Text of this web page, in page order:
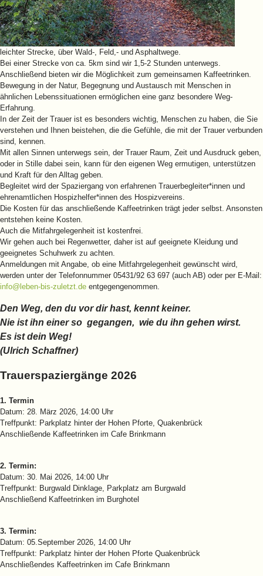
leichter Strecke, über Wald-, Feld,- und Asphaltwege.
Bei einer Strecke von ca. 5km sind wir 1,5-2 Stunden unterwegs.
Anschließend bieten wir die Möglichkeit zum gemeinsamen Kaffeetrinken.
Bewegung in der Natur, Begegnung und Austausch mit Menschen in
ähnlichen Lebenssituationen ermöglichen eine ganz besondere Weg-
Erfahrung.
In der Zeit der Trauer ist es besonders wichtig, Menschen zu haben, die Sie
verstehen und Ihnen beistehen, die die Gefühle, die mit der Trauer verbunden
sind, kennen.
Mit allen Sinnen unterwegs sein, der Trauer Raum, Zeit und Ausdruck geben,
oder in Stille dabei sein, kann für den eigenen Weg ermutigen, unterstützen
und Kraft für den Alltag geben.
Begleitet wird der Spaziergang von erfahrenen Trauerbegleiter*innen und
ehrenamtlichen Hospizhelfer*innen des Hospizvereins.
Die Kosten für das anschließende Kaffeetrinken trägt jeder selbst. Ansonsten
entstehen keine Kosten.
Auch die Mitfahrgelegenheit ist kostenfrei.
Wir gehen auch bei Regenwetter, daher ist auf geeignete Kleidung und
geeignetes Schuhwerk zu achten.
Anmeldungen mit Angabe, ob eine Mitfahrgelegenheit gewünscht wird,
werden unter der Telefonnummer 05431/92 63 697 (auch AB) oder per E-Mail:
info@leben-bis-zuletzt.de entgegengenommen.
Den Weg, den du vor dir hast, kennt keiner.
Nie ist ihn einer so gegangen, wie du ihn gehen wirst.
Es ist dein Weg!
(Ulrich Schaffner)
Trauerspaziergänge 2026
1. Termin
Datum: 28. März 2026, 14:00 Uhr
Treffpunkt: Parkplatz hinter der Hohen Pforte, Quakenbrück
Anschließende Kaffeetrinken im Cafe Brinkmann
2. Termin:
Datum: 30. Mai 2026, 14:00 Uhr
Treffpunkt: Burgwald Dinklage, Parkplatz am Burgwald
Anschließend Kaffeetrinken im Burghotel
3. Termin:
Datum: 05.September 2026, 14:00 Uhr
Treffpunkt: Parkplatz hinter der Hohen Pforte Quakenbrück
Anschließendes Kaffeetrinken im Cafe Brinkmann